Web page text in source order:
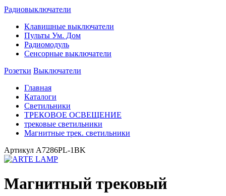
Радиовыключатели
Клавишные выключатели
Пульты Ум. Дом
Радиомодуль
Сенсорные выключатели
Розетки Выключатели
Главная
Каталоги
Светильники
ТРЕКОВОЕ ОСВЕЩЕНИЕ
трековые светильники
Магнитные трек. светильники
Артикул A7286PL-1BK
Магнитный трековый